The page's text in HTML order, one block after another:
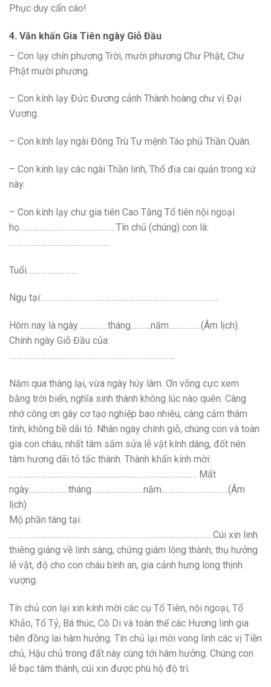
Phục duy cẩn cáo!
4. Văn khấn Gia Tiên ngày Giỗ Đầu
– Con lạy chín phương Trời, mười phương Chư Phật, Chư
Phật mười phương.
– Con kính lạy Đức Đương cảnh Thành hoàng chư vị Đại
Vương.
– Con kính lạy ngài Đông Trù Tư mệnh Táo phủ Thần Quân.
– Con kính lạy các ngài Thần linh, Thổ địa cai quản trong xứ
này.
– Con kính lạy chư gia tiên Cao Tằng Tổ tiên nội ngoại
họ……………………………………….. Tín chủ (chúng) con là:
Tuổi……………………..
Ngụ tại:…………………………………………………………………………….
Hôm nay là ngày……………tháng……….năm….…………(Âm lịch).
Chính ngày Giỗ Đầu của:
……………………………………………………………………….
Năm qua tháng lại, vừa ngày húy lâm. Ơn võng cực xem
bằng trời biển, nghĩa sinh thành không lúc nào quên. Càng
nhớ công ơn gây cơ tạo nghiệp bao nhiêu, càng cảm thâm
tình, không bề dãi tỏ. Nhân ngày chính giỗ, chúng con và toàn
gia con cháu, nhất tâm sắm sửa lễ vật kính dâng, đốt nén
tâm hương dãi tỏ tấc thành. Thành khẩn kính mời:
………………………………………………………………………………… Mất
ngày………………..tháng……………………..năm……………………………(Âm
lịch)
Mộ phần táng tại:
………………………………………………………………………………………. Cúi xin linh
thiêng giáng về linh sàng, chứng giám lòng thành, thụ hưởng
lễ vật, độ cho con cháu bình an, gia cảnh hưng long thịnh
vượng.
Tín chủ con lại xin kính mời các cụ Tổ Tiên, nội ngoại, Tổ
Khảo, Tổ Tỷ, Bá thúc, Cô Di và toàn thể các Hương linh gia
tiên đồng lai hâm hưởng. Tín chủ lại mời vong linh các vị Tiền
chủ, Hậu chủ trong đất này cùng tới hâm hưởng. Chúng con
lễ bạc tâm thành, cúi xin được phù hộ độ trì.